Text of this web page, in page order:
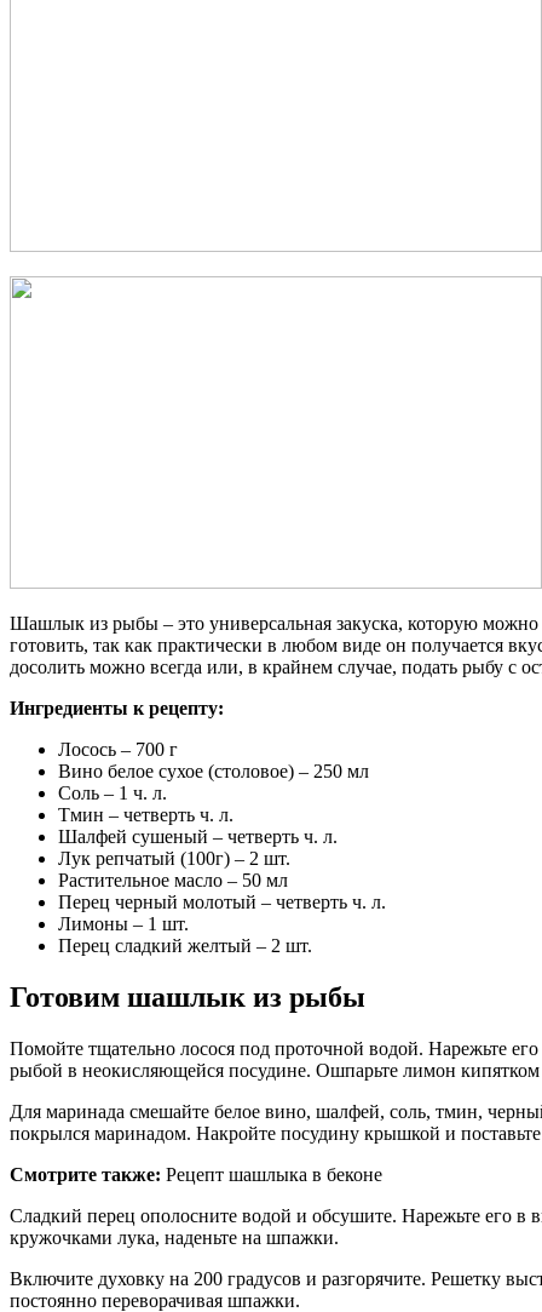
Шашлык из рыбы – это универсальная закуска, которую можно
готовить, так как практически в любом виде он получается
досолить можно всегда или, в крайнем случае, подать рыбу с
Ингредиенты к рецепту:
Лосось – 700 г
Вино белое сухое (столовое) – 250 мл
Соль – 1 ч. л.
Тмин – четверть ч. л.
Шалфей сушеный – четверть ч. л.
Лук репчатый (100г) – 2 шт.
Растительное масло – 50 мл
Перец черный молотый – четверть ч. л.
Лимоны – 1 шт.
Перец сладкий желтый – 2 шт.
Готовим шашлык из рыбы
Помойте тщательно лосося под проточной водой. Нарежьте
рыбой в неокисляющейся посудине. Ошпарьте лимон
Для маринада смешайте белое вино, шалфей, соль, тмин,
покрылся маринадом. Накройте посудину крышкой и
Смотрите также: Рецепт шашлыка в беконе
Сладкий перец ополосните водой и обсушите. Нарежьте его в
кружочками лука, наденьте на шпажки.
Включите духовку на 200 градусов и разгорячите. Решетку
постоянно переворачивая шпажки.